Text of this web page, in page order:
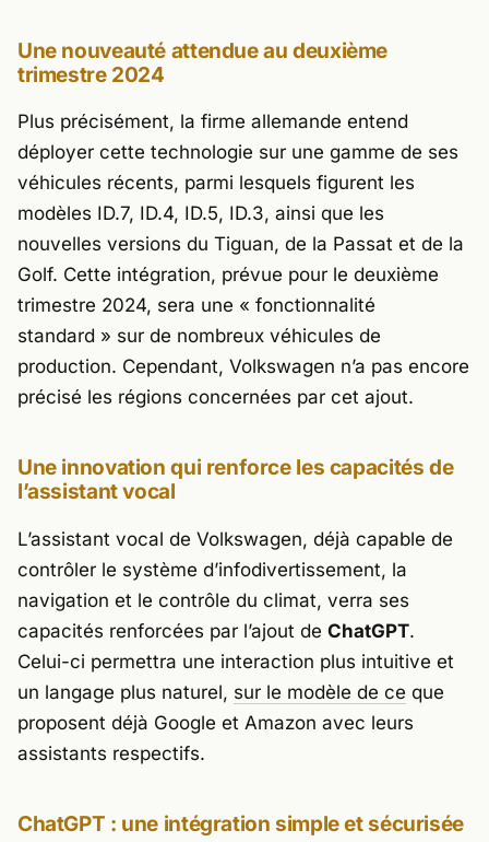
Une nouveauté attendue au deuxième
trimestre 2024
Plus précisément, la firme allemande entend
déployer cette technologie sur une gamme de ses
véhicules récents, parmi lesquels figurent les
modèles ID.7, ID.4, ID.5, ID.3, ainsi que les
nouvelles versions du Tiguan, de la Passat et de la
Golf. Cette intégration, prévue pour le deuxième
trimestre 2024, sera une « fonctionnalité
standard » sur de nombreux véhicules de
production. Cependant, Volkswagen n’a pas encore
précisé les régions concernées par cet ajout.
Une innovation qui renforce les capacités de
l’assistant vocal
L’assistant vocal de Volkswagen, déjà capable de
contrôler le système d’infodivertissement, la
navigation et le contrôle du climat, verra ses
capacités renforcées par l’ajout de ChatGPT.
Celui-ci permettra une interaction plus intuitive et
un langage plus naturel, sur le modèle de ce que
proposent déjà Google et Amazon avec leurs
assistants respectifs.
ChatGPT : une intégration simple et sécurisée